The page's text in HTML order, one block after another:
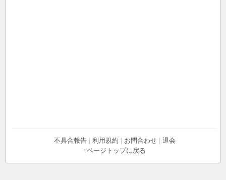
不具合報告 利用規約 お問合わせ
退会
↑ページトップに戻る